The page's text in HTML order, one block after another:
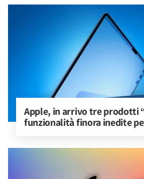
Apple, in arrivo tre prodotti
funzionalità finora inedite